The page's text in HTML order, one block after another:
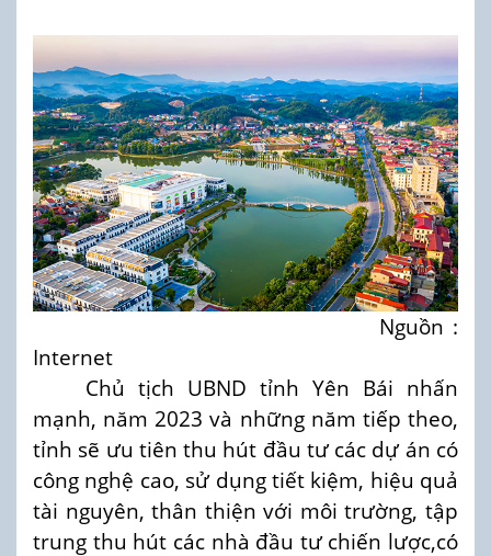
Nguồn :
Internet
Chủ tịch UBND tỉnh Yên Bái nhấn
mạnh, năm 2023 và những năm tiếp theo,
tỉnh sẽ ưu tiên thu hút đầu tư các dự án có
công nghệ cao, sử dụng tiết kiệm, hiệu quả
tài nguyên, thân thiện với môi trường, tập
trung thu hút các nhà đầu tư chiến lược,có